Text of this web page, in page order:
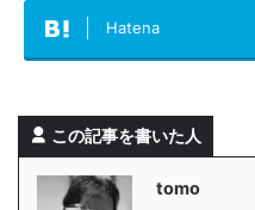
Hatena
この記事を書いた人
tomo